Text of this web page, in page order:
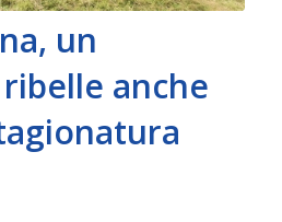
un
anche